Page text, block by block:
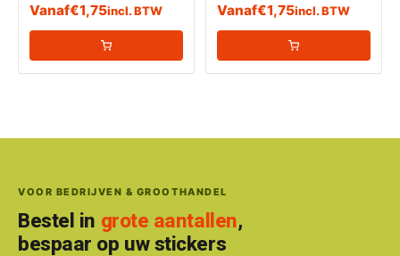
Vanaf€1,75incl. BTW Vanaf€1,75incl. BTW
VOOR BEDRIJVEN & GROOTHANDEL
Bestel in grote aantallen,
bespaar op uw stickers